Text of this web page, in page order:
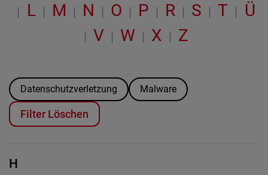
| L | M | N | O | P | R | S | T | Ü
| V | W | X | Z
Datenschutzverletzung Malware
Filter Löschen
H